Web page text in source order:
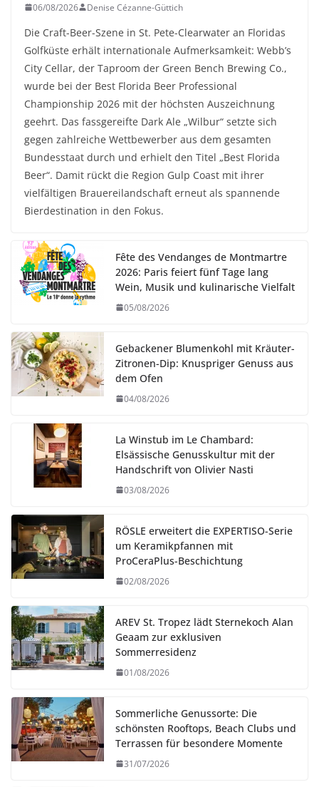
06/08/2026 Denise Cézanne-Güttich
Die Craft-Beer-Szene in St. Pete-Clearwater an Floridas
Golfküste erhält internationale Aufmerksamkeit: Webb’s
City Cellar, der Taproom der Green Bench Brewing Co.,
wurde bei der Best Florida Beer Professional
Championship 2026 mit der höchsten Auszeichnung
geehrt. Das fassgereifte Dark Ale „Wilbur“ setzte sich
gegen zahlreiche Wettbewerber aus dem gesamten
Bundesstaat durch und erhielt den Titel „Best Florida
Beer“. Damit rückt die Region Gulp Coast mit ihrer
vielfältigen Brauereilandschaft erneut als spannende
Bierdestination in den Fokus.
Fête des Vendanges de Montmartre
2026: Paris feiert fünf Tage lang
Wein, Musik und kulinarische Vielfalt
05/08/2026
Gebackener Blumenkohl mit Kräuter-
Zitronen-Dip: Knuspriger Genuss aus
dem Ofen
04/08/2026
La Winstub im Le Chambard:
Elsässische Genusskultur mit der
Handschrift von Olivier Nasti
03/08/2026
RÖSLE erweitert die EXPERTISO-Serie
um Keramikpfannen mit
ProCeraPlus-Beschichtung
02/08/2026
AREV St. Tropez lädt Sternekoch Alan
Geaam zur exklusiven
Sommerresidenz
01/08/2026
Sommerliche Genussorte: Die
schönsten Rooftops, Beach Clubs und
Terrassen für besondere Momente
31/07/2026